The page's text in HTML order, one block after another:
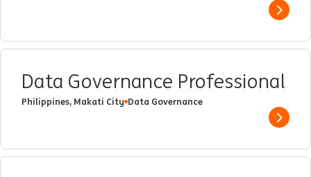
Show
Data Governance Professional
Philippines, Makati City Data Governance
Show